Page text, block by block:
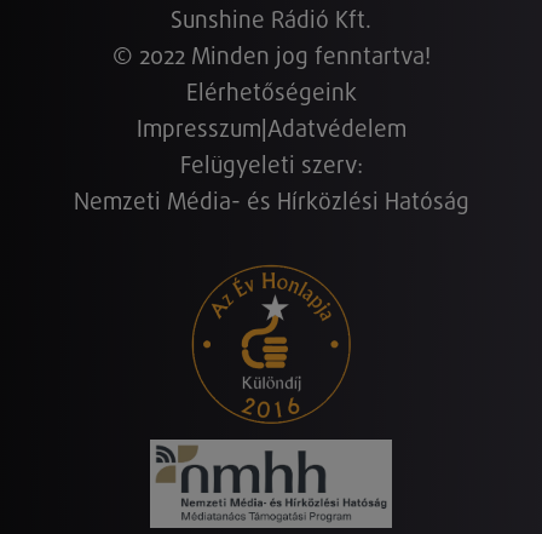
Sunshine Rádió Kft.
© 2022 Minden jog fenntartva!
Elérhetőségeink
Impresszum Adatvédelem
Felügyeleti szerv:
Nemzeti Média- és Hírközlési Hatóság